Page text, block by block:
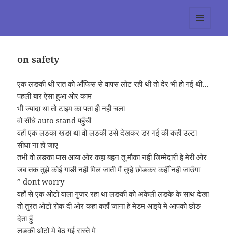
on safety
एक लङकी थी रात को आँफिस से वापस लोट रही थी तो देर भी हो गई थी…
पहली बार ऐसा हुआ ओर काम
भी ज्यादा था तो टाइम का पता ही नही चला
वो सीधे auto stand पहुँची
वहाँ एक लङका खङा था वो लङकी उसे देखकर डर गई की कही उल्टा
सीधा ना हो जाए
तभी वो लङका पास आया ओर कहा बहन तू मौका नही जिम्मेदारी हे मेरी ओर
जब तक तुझे कोई गाङी नही मिल जाती मैँ तुम्हे छोङकर कहीँ नही जाउँगा
” dont worry
वहाँ से एक ओटो वाला गुजर रहा था लङकी को अकेली लङके के साथ देखा
तो तुरंत ओटो रोक दी ओर कहा कहाँ जाना हे मेडम आइये मे आपको छोङ
देता हुँ
लङकी ओटो मे बेठ गई रास्ते मे